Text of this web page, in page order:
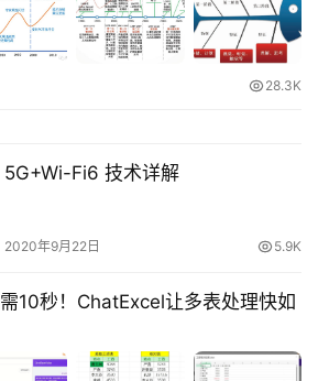
28.3K
5G+Wi-Fi6 技术详解
2020年9月22日 5.9K
10秒！ChatExcel让多表处理快如